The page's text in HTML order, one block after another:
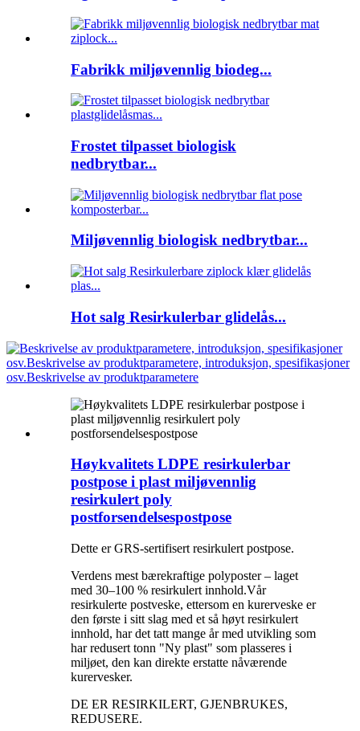
Fabrikk miljøvennlig biodeg...
Frostet tilpasset biologisk
nedbrytbar...
Miljøvennlig biologisk nedbrytbar...
Hot salg Resirkulerbar glidelås...
Høykvalitets LDPE resirkulerbar
postpose i plast miljøvennlig
resirkulert poly
postforsendelsespostpose
Dette er GRS-sertifisert resirkulert postpose.
Verdens mest bærekraftige polyposter – laget
med 30–100 % resirkulert innhold.Vår
resirkulerte postveske, ettersom en kurerveske er
den første i sitt slag med et så høyt resirkulert
innhold, har det tatt mange år med utvikling som
har redusert tonn "Ny plast" som plasseres i
miljøet, den kan direkte erstatte nåværende
kurervesker.
DE ER RESIRKILERT, GJENBRUKES,
REDUSERE.